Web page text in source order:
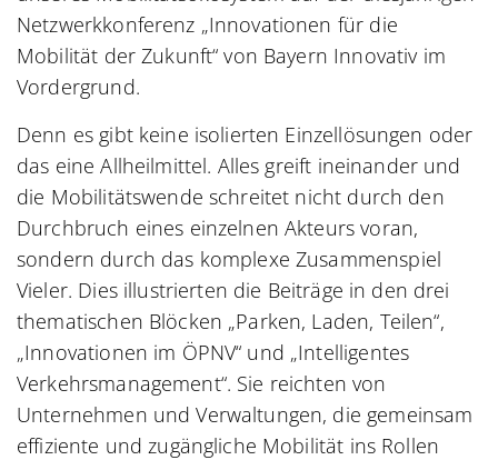
Netzwerkkonferenz „Innovationen für die
Mobilität der Zukunft“ von Bayern Innovativ im
Vordergrund.
Denn es gibt keine isolierten Einzellösungen oder
das eine Allheilmittel. Alles greift ineinander und
die Mobilitätswende schreitet nicht durch den
Durchbruch eines einzelnen Akteurs voran,
sondern durch das komplexe Zusammenspiel
Vieler. Dies illustrierten die Beiträge in den drei
thematischen Blöcken „Parken, Laden, Teilen“,
„Innovationen im ÖPNV“ und „Intelligentes
Verkehrsmanagement“. Sie reichten von
Unternehmen und Verwaltungen, die gemeinsam
effiziente und zugängliche Mobilität ins Rollen